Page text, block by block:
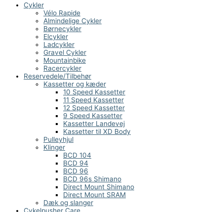
Cykler
Vélo Rapide
Almindelige Cykler
Børnecykler
Elcykler
Ladcykler
Gravel Cykler
Mountainbike
Racercykler
Reservedele/Tilbehør
Kassetter og kæder
10 Speed Kassetter
11 Speed Kassetter
12 Speed Kassetter
9 Speed Kassetter
Kassetter Landevej
Kassetter til XD Body
Pulleyhjul
Klinger
BCD 104
BCD 94
BCD 96
BCD 96s Shimano
Direct Mount Shimano
Direct Mount SRAM
Dæk og slanger
Cykelpusher Care